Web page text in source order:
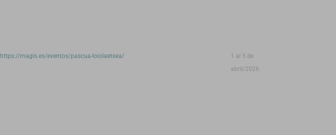
https://magis.es/eventos/pascua-loiolaetxea/
1 al 5 de
abril/2026.